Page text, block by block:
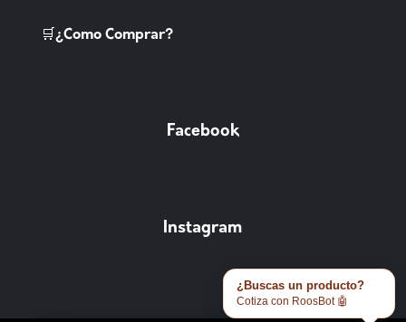
🛒¿Como Comprar?
Facebook
Instagram
¿Buscas un producto?
Cotiza con RoosBot 🤖